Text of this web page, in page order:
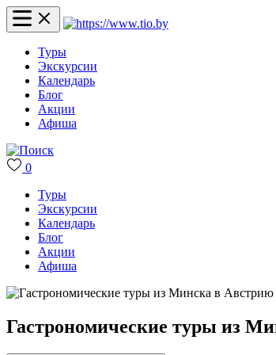
Туры
Экскурсии
Календарь
Блог
Акции
Афиша
0
Туры
Экскурсии
Календарь
Блог
Акции
Афиша
Гастрономические туры из